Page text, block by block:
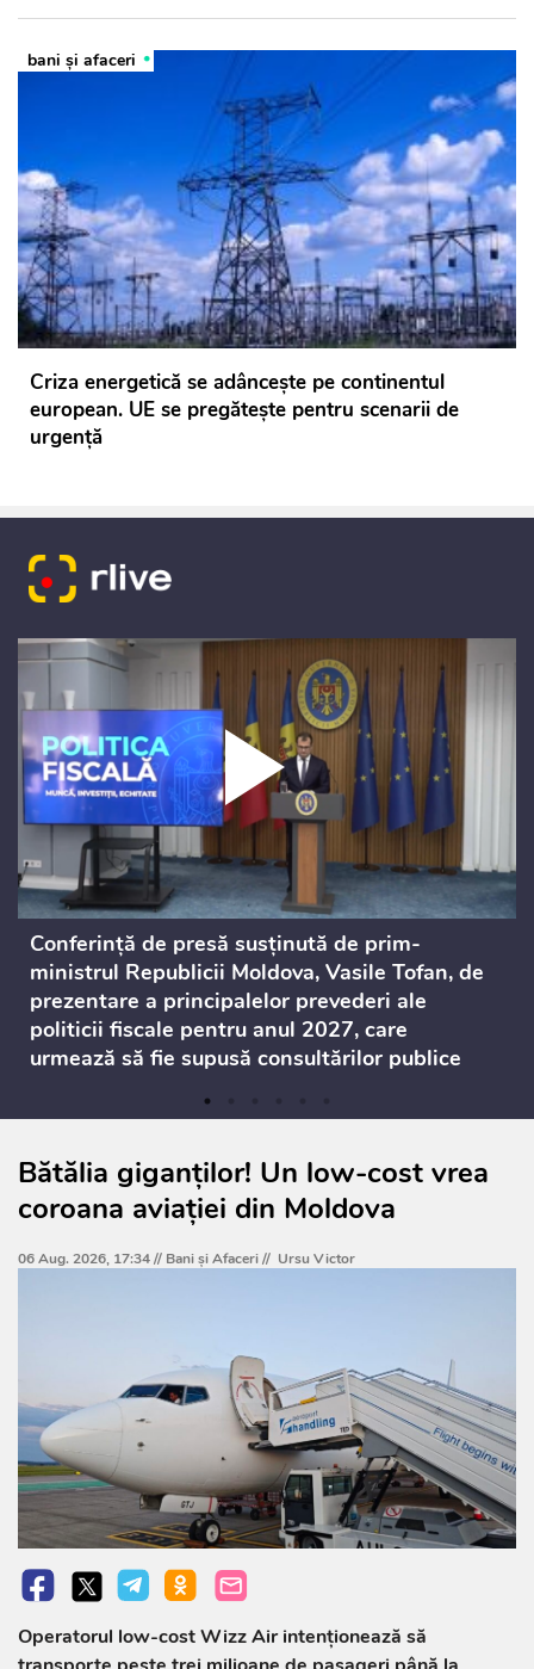
bani și afaceri
Criza energetică se adânceşte pe continentul
european. UE se pregăteşte pentru scenarii de
urgenţă
Conferință de presă susținută de prim-
ministrul Republicii Moldova, Vasile Tofan, de
prezentare a principalelor prevederi ale
politicii fiscale pentru anul 2027, care
urmează să fie supusă consultărilor publice
Bătălia giganților! Un low-cost vrea
coroana aviației din Moldova
06 Aug. 2026, 17:34 // Bani și Afaceri// Ursu Victor
Operatorul low-cost Wizz Air intenționează să